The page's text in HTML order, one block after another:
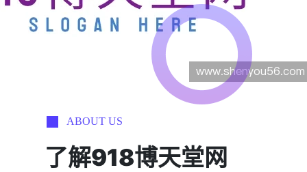
ABOUT US
了解918博天堂网